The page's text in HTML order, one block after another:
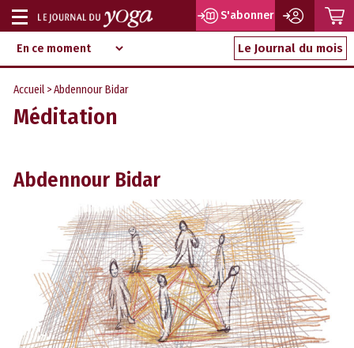
Aller
au
contenu
d‘information
indépendant
Afficher
ou
masquer
la
navigation
S'abonner
Le Journal du mois
Accueil > Abdennour Bidar
Méditation
Abdennour Bidar